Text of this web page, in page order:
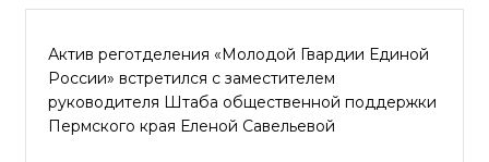
Актив реготделения «Молодой Гвардии Единой
России» встретился с заместителем
руководителя Штаба общественной поддержки
Пермского края Еленой Савельевой